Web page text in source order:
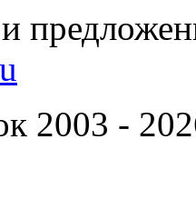
2003 -